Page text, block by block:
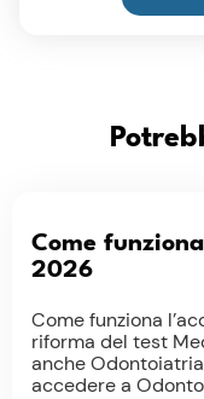
Come
2026
Come funziona
riforma del test
anche
accedere a